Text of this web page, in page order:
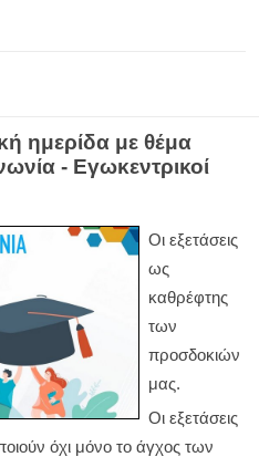
ημερίδα με θέμα
- Εγωκεντρικοί
Οι εξετάσεις
ως
καθρέφτης
των
προσδοκιών
μας.
Οι εξετάσεις
όχι μόνο το άγχος των